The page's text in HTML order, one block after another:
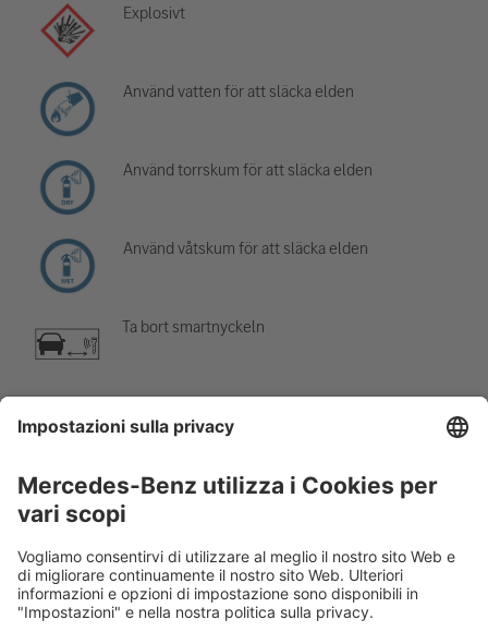
Explosivt
Använd vatten för att släcka elden
Använd torrskum för att släcka elden
Använd våtskum för att släcka elden
Ta bort smartnyckeln
Varning, låg temperatur